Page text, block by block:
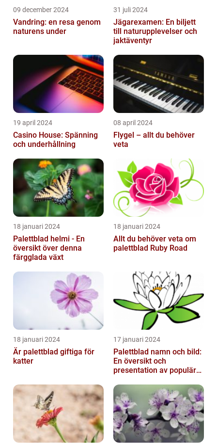
09 december 2024
Vandring: en resa genom
naturens under
31 juli 2024
Jägarexamen: En biljett
till naturupplevelser och
jaktäventyr
19 april 2024
Casino House: Spänning
och underhållning
08 april 2024
Flygel – allt du behöver
veta
18 januari 2024
Palettblad helmi - En
översikt över denna
färgglada växt
18 januari 2024
Allt du behöver veta om
palettblad Ruby Road
18 januari 2024
Är palettblad giftiga för
katter
17 januari 2024
Palettblad namn och bild:
En översikt och
presentation av populära